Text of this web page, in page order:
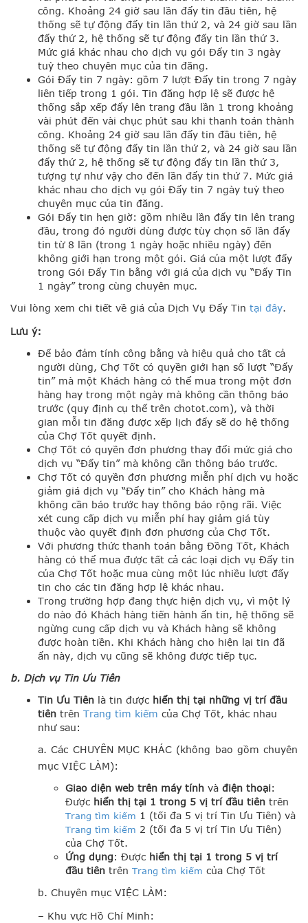
công. Khoảng 24 giờ sau lần đẩy tin đầu tiên, hệ
thống sẽ tự động đẩy tin lần thứ 2, và 24 giờ sau lần
đẩy thứ 2, hệ thống sẽ tự động đẩy tin lần thứ 3.
Mức giá khác nhau cho dịch vụ gói Đẩy tin 3 ngày
tuỳ theo chuyên mục của tin đăng.
Gói Đẩy tin 7 ngày: gồm 7 lượt Đẩy tin trong 7 ngày
liên tiếp trong 1 gói. Tin đăng hợp lệ sẽ được hệ
thống sắp xếp đẩy lên trang đầu lần 1 trong khoảng
vài phút đến vài chục phút sau khi thanh toán thành
công. Khoảng 24 giờ sau lần đẩy tin đầu tiên, hệ
thống sẽ tự động đẩy tin lần thứ 2, và 24 giờ sau lần
đẩy thứ 2, hệ thống sẽ tự động đẩy tin lần thứ 3,
tượng tự như vậy cho đến lần đẩy tin thứ 7. Mức giá
khác nhau cho dịch vụ gói Đẩy tin 7 ngày tuỳ theo
chuyên mục của tin đăng.
Gói Đẩy tin hẹn giờ: gồm nhiều lần đẩy tin lên trang
đầu, trong đó người dùng được tùy chọn số lần đẩy
tin từ 8 lần (trong 1 ngày hoặc nhiều ngày) đến
không giới hạn trong một gói. Giá của một lượt đẩy
trong Gói Đẩy Tin bằng với giá của dịch vụ “Đẩy Tin
1 ngày” trong cùng chuyên mục.
Vui lòng xem chi tiết về giá của Dịch Vụ Đẩy Tin tại đây.
Lưu ý:
Để bảo đảm tính công bằng và hiệu quả cho tất cả
người dùng, Chợ Tốt có quyền giới hạn số lượt “Đẩy
tin” mà một Khách hàng có thể mua trong một đơn
hàng hay trong một ngày mà không cần thông báo
trước (quy định cụ thể trên chotot.com), và thời
gian mỗi tin đăng được xếp lịch đẩy sẽ do hệ thống
của Chợ Tốt quyết định.
Chợ Tốt có quyền đơn phương thay đổi mức giá cho
dịch vụ “Đẩy tin” mà không cần thông báo trước.
Chợ Tốt có quyền đơn phương miễn phí dịch vụ hoặc
giảm giá dịch vụ “Đẩy tin” cho Khách hàng mà
không cần báo trước hay thông báo rộng rãi. Việc
xét cung cấp dịch vụ miễn phí hay giảm giá tùy
thuộc vào quyết định đơn phương của Chợ Tốt.
Với phương thức thanh toán bằng Đồng Tốt, Khách
hàng có thể mua được tất cả các loại dịch vụ Đẩy tin
của Chợ Tốt hoặc mua cùng một lúc nhiều lượt đẩy
tin cho các tin đăng hợp lệ khác nhau.
Trong trường hợp đang thực hiện dịch vụ, vì một lý
do nào đó Khách hàng tiến hành ẩn tin, hệ thống sẽ
ngừng cung cấp dịch vụ và Khách hàng sẽ không
được hoàn tiền. Khi Khách hàng cho hiện lại tin đã
ẩn này, dịch vụ cũng sẽ không được tiếp tục.
b. Dịchvụ Tin Ưu Tiên
Tin Ưu Tiên là tin được hiển thị tại những vị trí đầu
tiên trên Trang tìm kiếm của Chợ Tốt, khác nhau
như sau:
a. Các CHUYÊN MỤC KHÁC (không bao gồm chuyên
mục VIỆC LÀM):
Giao diện web trên máy tính và điện thoại:
Được hiển thị tại 1 trong 5 vị trí đầu tiên trên
Trang tìm kiếm 1 (tối đa 5 vị trí Tin Ưu Tiên) và
Trang tìm kiếm 2 (tối đa 5 vị trí Tin Ưu Tiên)
của Chợ Tốt.
Ứng dụng: Được hiển thị tại 1 trong 5 vị trí
đầu tiên trên Trang tìm kiếm của Chợ Tốt
b. Chuyên mục VIỆC LÀM:
– Khu vực Hồ Chí Minh: